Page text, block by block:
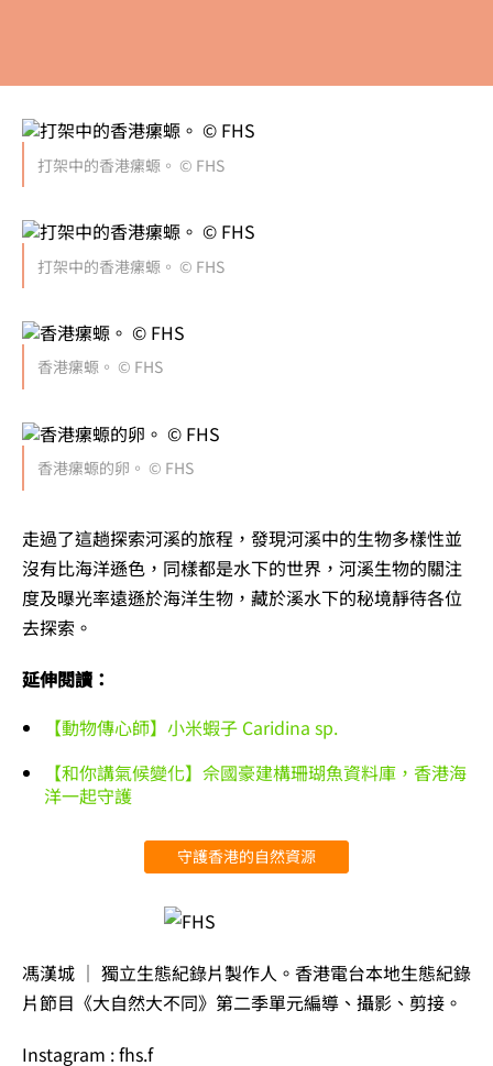
打架中的香港瘰螈。 © FHS
打架中的香港瘰螈。 © FHS
香港瘰螈。 © FHS
香港瘰螈的卵。 © FHS
走過了這趟探索河溪的旅程，發現河溪中的生物多樣性並
沒有比海洋遜色，同樣都是水下的世界，河溪生物的關注
度及曝光率遠遜於海洋生物，藏於溪水下的秘境靜待各位
去探索。
延伸閱讀：
【動物傳心師】小米蝦子 Caridina sp.
【和你講氣候變化】佘國豪建構珊瑚魚資料庫，香港海
洋一起守護
守護香港的自然資源
馮漢城 │ 獨立生態紀錄片製作人。香港電台本地生態紀錄
片節目《大自然大不同》第二季單元編導、攝影、剪接。
Instagram : fhs.f